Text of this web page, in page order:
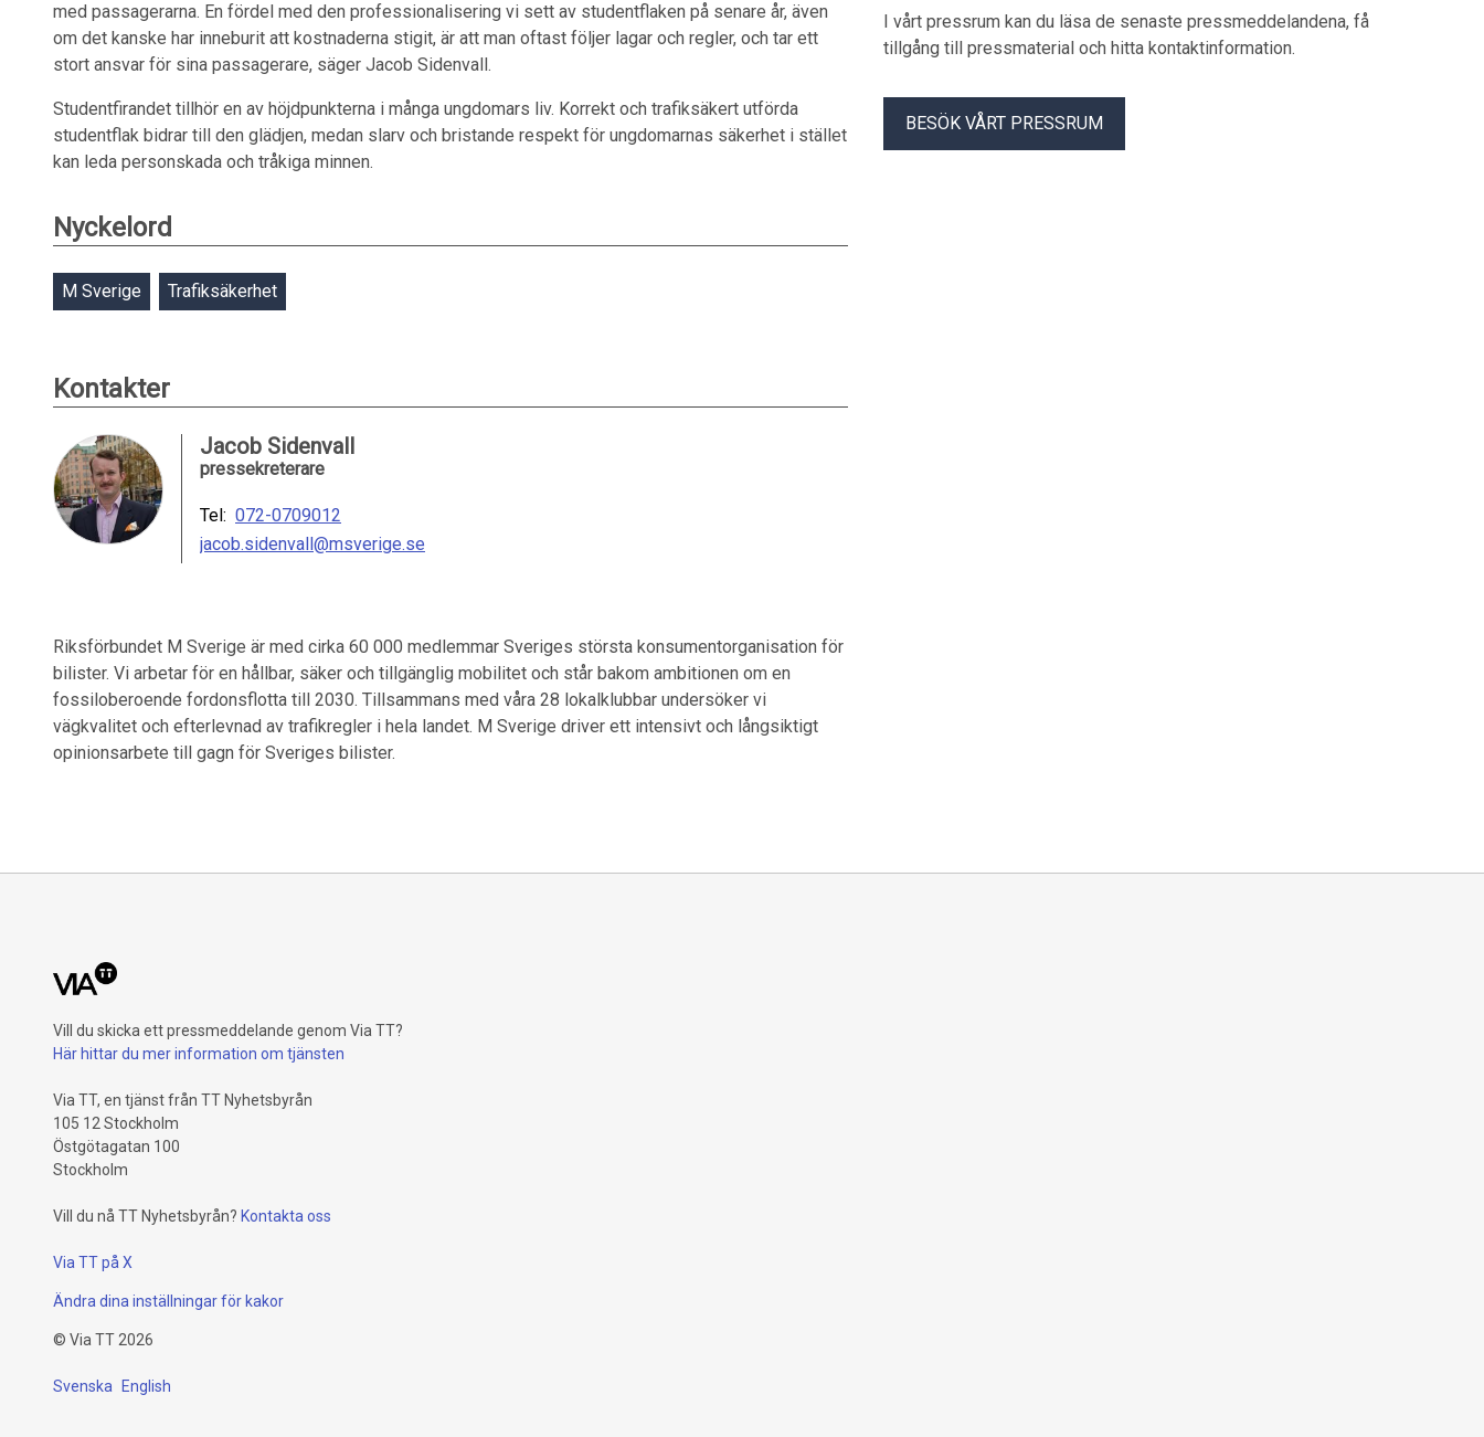
med passagerarna. En fördel med den professionalisering vi sett av studentflaken på senare år, även
om det kanske har inneburit att kostnaderna stigit, är att man oftast följer lagar och regler, och tar ett
stort ansvar för sina passagerare, säger Jacob Sidenvall.
Studentfirandet tillhör en av höjdpunkterna i många ungdomars liv. Korrekt och trafiksäkert utförda
studentflak bidrar till den glädjen, medan slarv och bristande respekt för ungdomarnas säkerhet i stället
kan leda personskada och tråkiga minnen.
Nyckelord
M Sverige Trafiksäkerhet
Kontakter
Jacob Sidenvall
pressekreterare
Tel: 072-0709012
jacob.sidenvall@msverige.se
Riksförbundet M Sverige är med cirka 60 000 medlemmar Sveriges största konsumentorganisation för
bilister. Vi arbetar för en hållbar, säker och tillgänglig mobilitet och står bakom ambitionen om en
fossiloberoende fordonsflotta till 2030. Tillsammans med våra 28 lokalklubbar undersöker vi
vägkvalitet och efterlevnad av trafikregler i hela landet. M Sverige driver ett intensivt och långsiktigt
opinionsarbete till gagn för Sveriges bilister.
I vårt pressrum kan du läsa de senaste pressmeddelandena, få
tillgång till pressmaterial och hitta kontaktinformation.
BESÖK VÅRT PRESSRUM
Vill du skicka ett pressmeddelande genom Via TT?
Här hittar du mer information om tjänsten
Via TT, en tjänst från TT Nyhetsbyrån
105 12 Stockholm
Östgötagatan 100
Stockholm
Vill du nå TT Nyhetsbyrån? Kontakta oss
Via TT på X
Ändra dina inställningar för kakor
© Via TT 2026
Svenska English